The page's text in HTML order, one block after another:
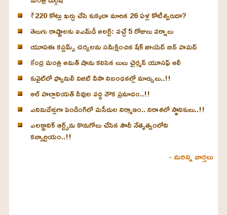
₹220 కోట్లు ఖర్చు చేసి కుక్కలా మారిన 26 ఏళ్ల కోటీశ్వరుడా?
తెలుగు రాష్ట్రాలకు ఐఎమ్‌డీ అలర్ట్: వచ్చే 5 రోజులు వర్షాలు
యూఏఈ కస్టమ్స్ చర్యలను సమీక్షించిన షేక్ జాయెద్ బిన్ హమద్
కేంద్ర మంత్రి అమిత్ షాను కలిసిన లులు చైర్మన్ యూసఫ్ అలీ
కువైట్‌లో ఫ్యామిలీ విజిట్ వీసా నిబంధనల్లో మార్పులు..!!
అల్ హల్లానియత్ దీవుల వద్ద నౌక ప్రమాదం..!!
ఎనిమిదేళ్లుగా పెండింగ్‌లో మసీదుల నిర్మాణం.. నిరాశలో స్థానికులు..!!
ఎలక్ట్రానిక్ ఆర్ట్స్‌ను కొనుగోలు చేసిన సౌదీ నేతృత్వంలోని
కన్సార్టియం..!!
- మరిన్ని వార్తలు